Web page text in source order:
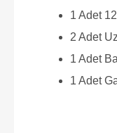
1 Adet
2 Adet
1 Adet
1 Adet